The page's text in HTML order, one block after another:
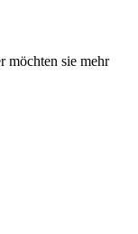
möchten sie mehr